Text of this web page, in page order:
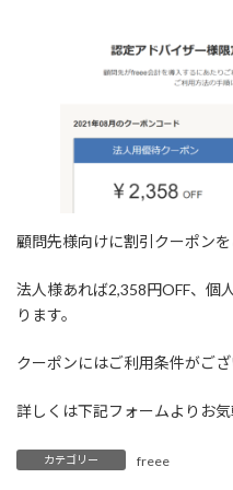
顧問先様向けに割引クーポンを
法人様あれば2,358円OFF、個
ります。
クーポンにはご利用条件がござ
詳しくは下記フォームよりお気
カテゴリー freee